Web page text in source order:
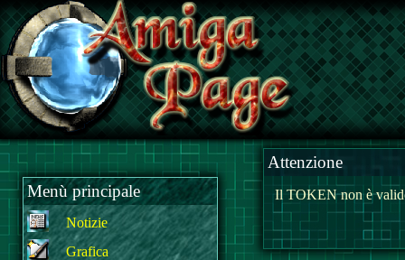
Menù principale
Notizie
Grafica
Attenzione
Il TOKEN non è